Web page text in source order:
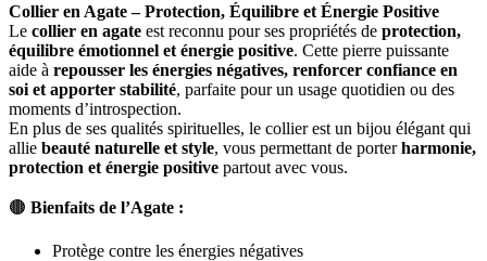
initial
était :
CHF16.99.
actuel
est :
CHF11.00.
Collier en Agate – Protection, Équilibre et Énergie Positive
Le collier en agate est reconnu pour ses propriétés de protection,
équilibre émotionnel et énergie positive. Cette pierre puissante
aide à repousser les énergies négatives, renforcer confiance en
soi et apporter stabilité, parfaite pour un usage quotidien ou des
moments d’introspection.
En plus de ses qualités spirituelles, le collier est un bijou élégant qui
allie beauté naturelle et style, vous permettant de porterharmonie,
protection et énergie positive partout avec vous.
🟤 Bienfaits de l’Agate :
Protège contre les énergies négatives